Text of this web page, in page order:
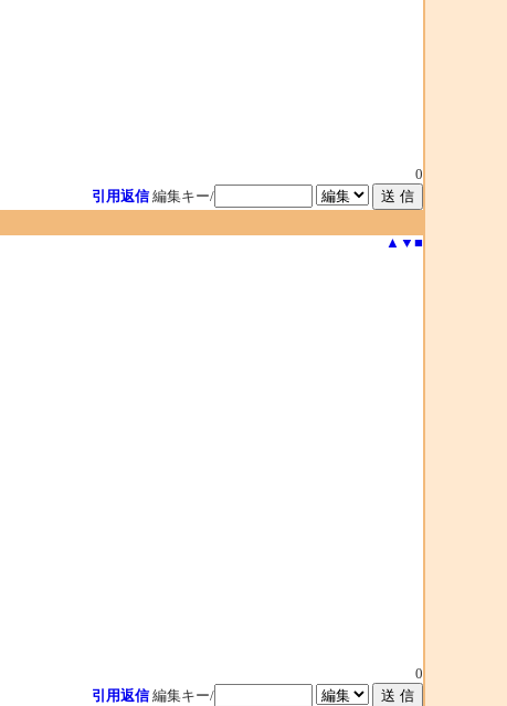
0
引用返信 編集キー/
▲ ▼ ■
0
引用返信 編集キー/